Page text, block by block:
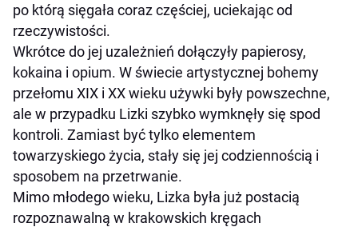
po którą sięgała coraz częściej, uciekając od
rzeczywistości.
Wkrótce do jej uzależnień dołączyły papierosy,
kokaina i opium. W świecie artystycznej bohemy
przełomu XIX i XX wieku używki były powszechne,
ale w przypadku Lizki szybko wymknęły się spod
kontroli. Zamiast być tylko elementem
towarzyskiego życia, stały się jej codziennością i
sposobem na przetrwanie.
Mimo młodego wieku, Lizka była już postacią
rozpoznawalną w krakowskich kręgach